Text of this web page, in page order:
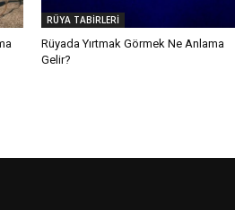
RÜYA TABİRLERİ
Rüyada Yırtmak Görmek Ne Anlama
Gelir?